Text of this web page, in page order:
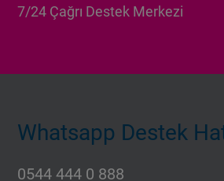
7/24 Çağrı Destek Merkezi
Whatsapp Destek
0544 444 0 888